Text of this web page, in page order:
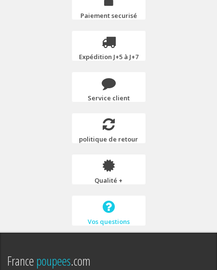
Paiement securisé
Expédition J+5 à J+7
Service client
politique de retour
Qualité +
Vos questions
Francepoupees.com